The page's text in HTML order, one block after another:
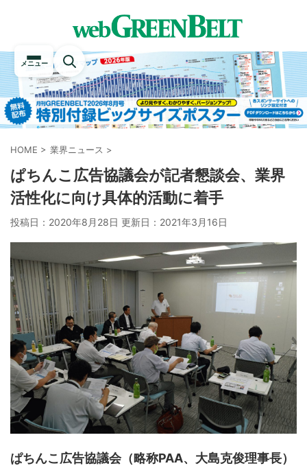
メニュー
HOME > 業界ニュース >
ぱちんこ広告協議会が記者懇談会、業界
活性化に向け具体的活動に着手
投稿日：2020年8月28日 更新日： 2021年3月16日
ぱちんこ広告協議会（略称PAA、大島克俊理事長）